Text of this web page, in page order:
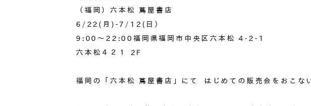
（福岡）六本松 蔦屋書店
6/22(月)-7/12(日）
9:00〜22:00福岡県福岡市中央区六本松 4-2-1
六本松４２１ 2F
福岡の「六本松 蔦屋書店」にて はじめての販売会をおこな